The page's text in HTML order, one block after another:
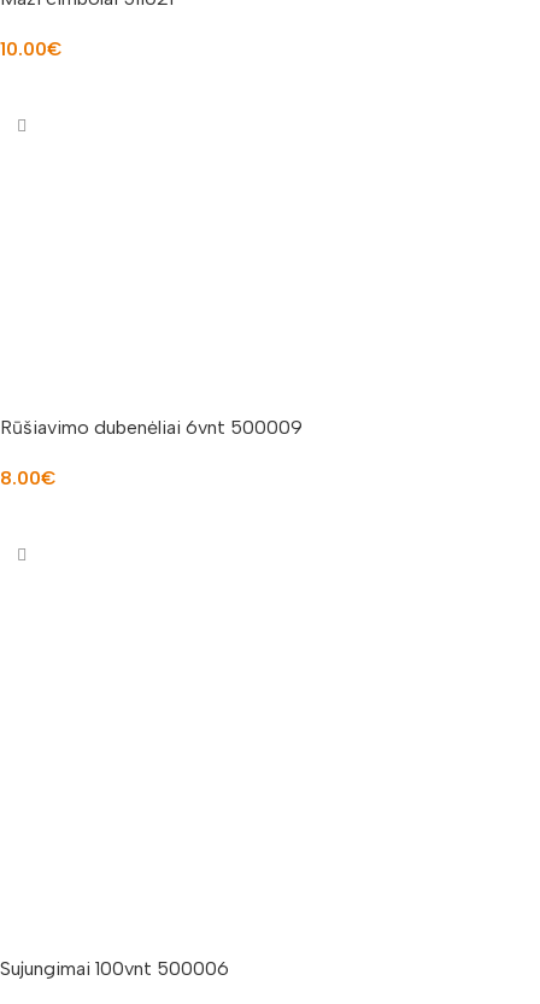
10.00€
Rūšiavimo dubenėliai 6vnt 500009
8.00€
Sujungimai 100vnt 500006